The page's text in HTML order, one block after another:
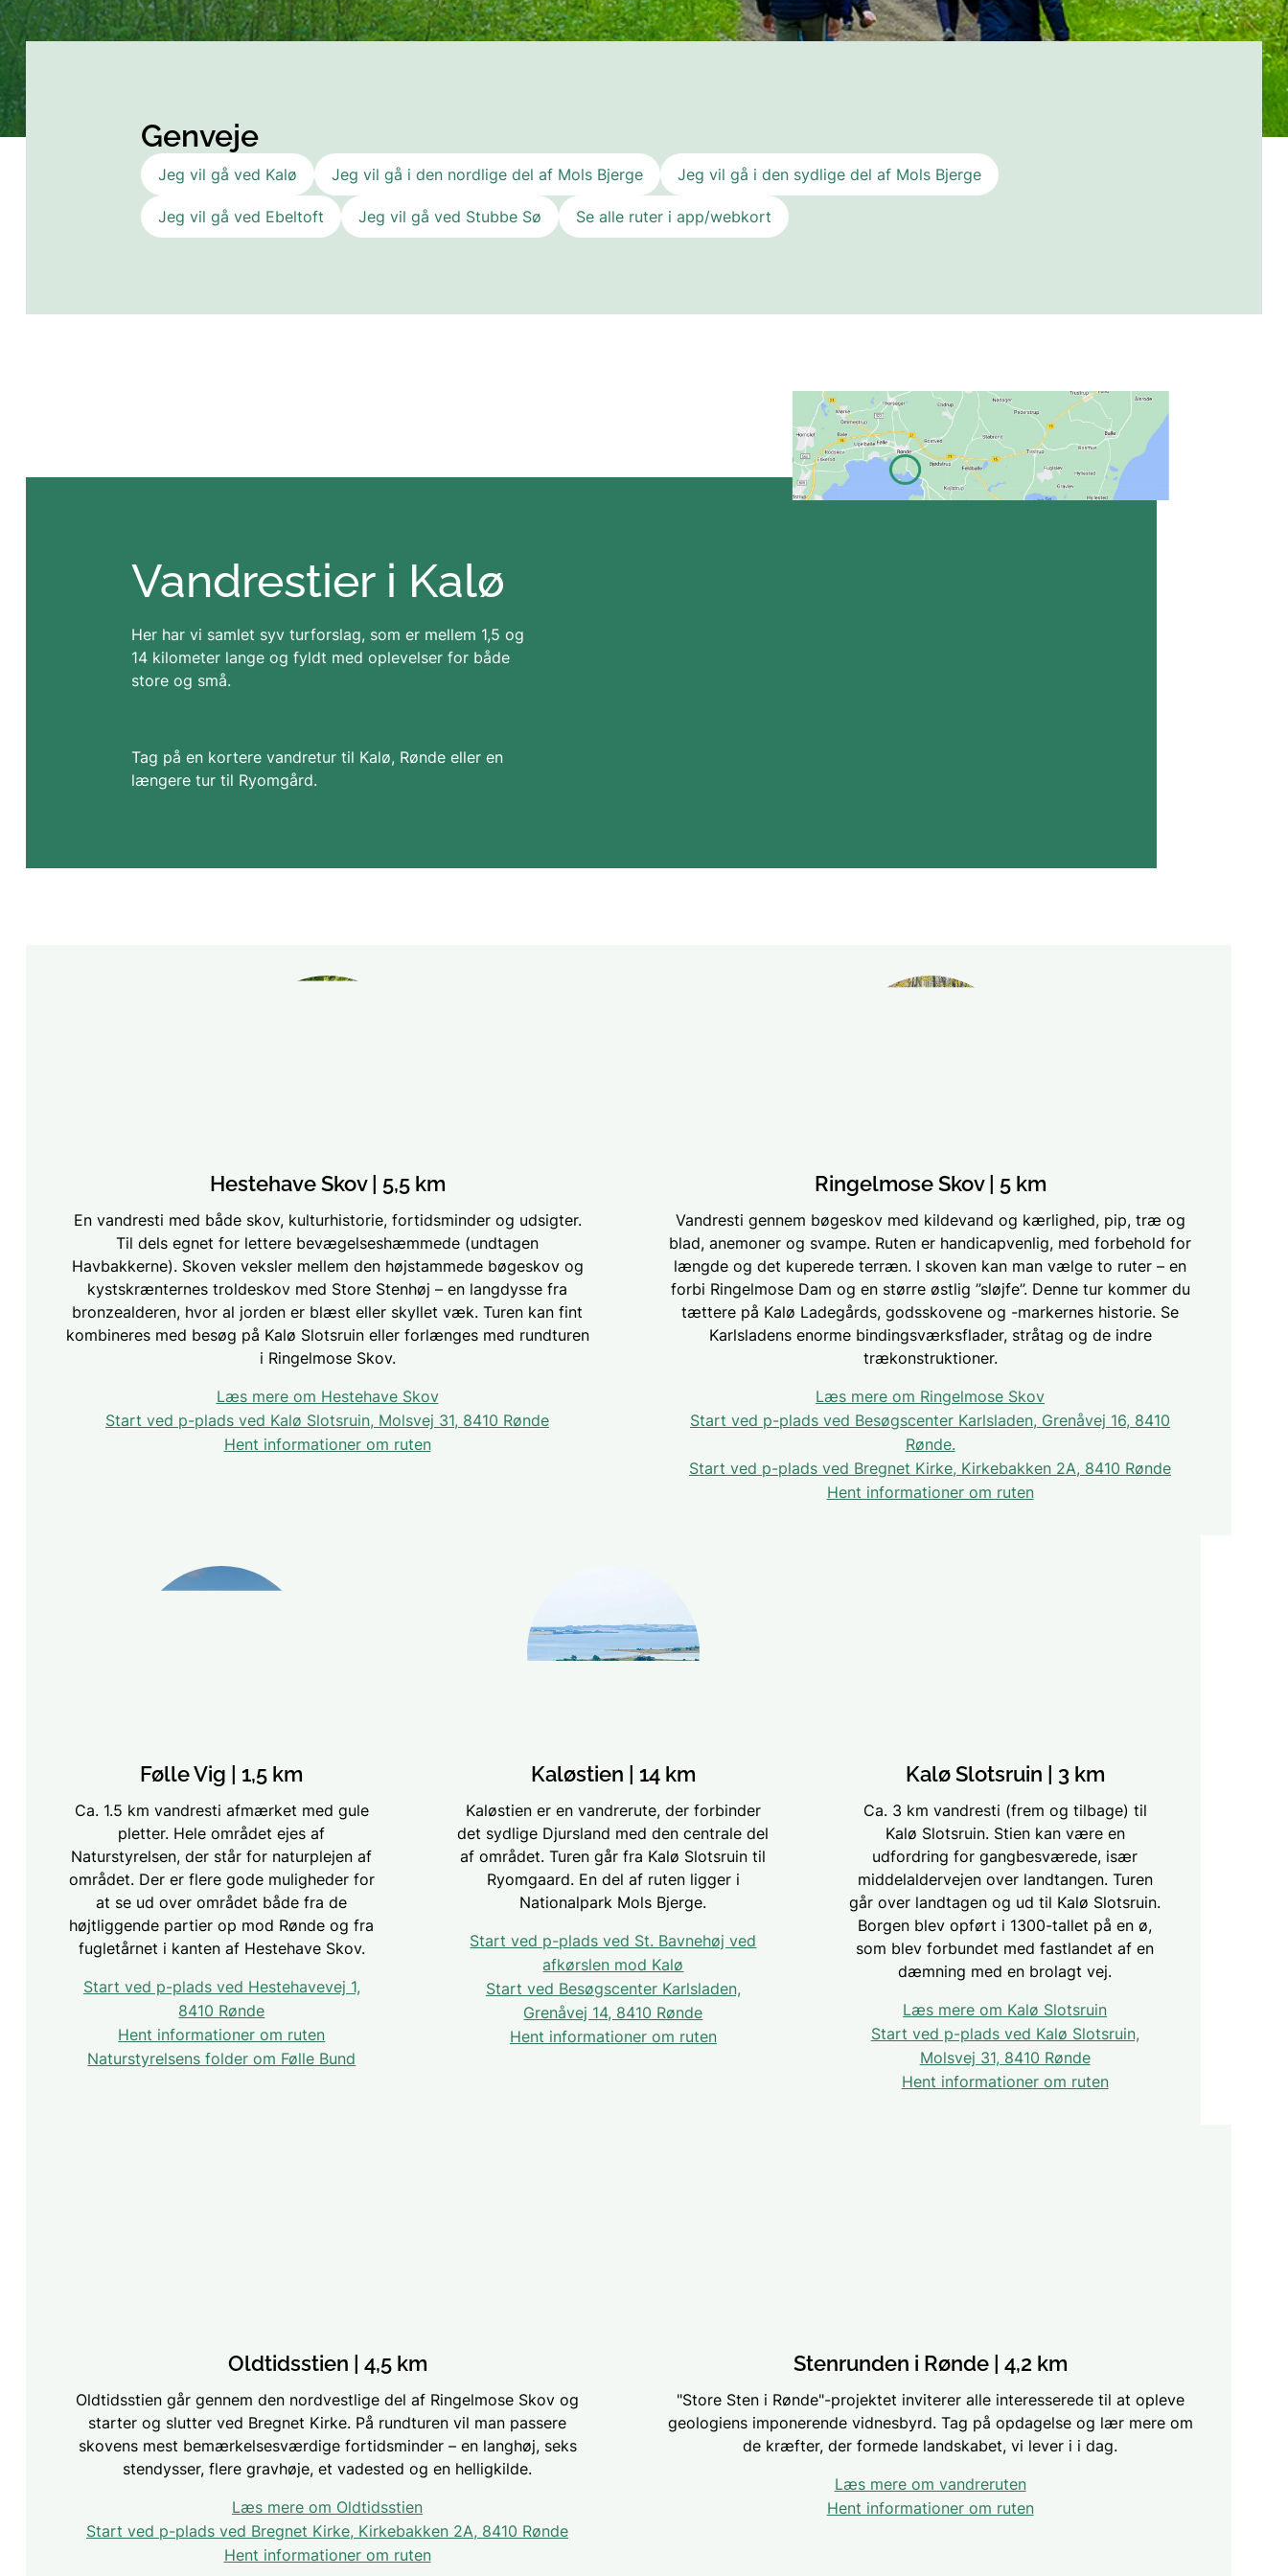
Nationalparkprodukter
Genveje
Jeg vil gå ved Kalø Jeg vil gå i den nordlige del af Mols Bjerge Jeg vil gå i den sydlige del af Mols Bjerge
Jeg vil gå ved Ebeltoft Jeg vil gå ved Stubbe Sø Se alle ruter i app/webkort
Vandrestier i Kalø
Her har vi samlet syv turforslag, som er mellem 1,5 og
14 kilometer lange og fyldt med oplevelser for både
store og små.
Tag på en kortere vandretur til Kalø, Rønde eller en
længere tur til Ryomgård.
Hestehave Skov | 5,5 km
En vandresti med både skov, kulturhistorie, fortidsminder og udsigter.
Til dels egnet for lettere bevægelseshæmmede (undtagen
Havbakkerne). Skoven veksler mellem den højstammede bøgeskov og
kystskrænternes troldeskov med Store Stenhøj – en langdysse fra
bronzealderen, hvor al jorden er blæst eller skyllet væk. Turen kan fint
kombineres med besøg på Kalø Slotsruin eller forlænges med rundturen
i Ringelmose Skov.
Læs mere om Hestehave Skov
Start ved p-plads ved Kalø Slotsruin, Molsvej 31, 8410 Rønde
Hent informationer om ruten
Ringelmose Skov | 5 km
Vandresti gennem bøgeskov med kildevand og kærlighed, pip, træ og
blad, anemoner og svampe. Ruten er handicapvenlig, med forbehold for
længde og det kuperede terræn. I skoven kan man vælge to ruter – en
forbi Ringelmose Dam og en større østlig ”sløjfe”. Denne tur kommer du
tættere på Kalø Ladegårds, godsskovene og -markernes historie. Se
Karlsladens enorme bindingsværksflader, stråtag og de indre
trækonstruktioner.
Læs mere om Ringelmose Skov
Start ved p-plads ved Besøgscenter Karlsladen, Grenåvej 16, 8410
Rønde.
Start ved p-plads ved Bregnet Kirke, Kirkebakken 2A, 8410 Rønde
Hent informationer om ruten
Følle Vig | 1,5 km
Ca. 1.5 km vandresti afmærket med gule
pletter. Hele området ejes af
Naturstyrelsen, der står for naturplejen af
området. Der er flere gode muligheder for
at se ud over området både fra de
højtliggende partier op mod Rønde og fra
fugletårnet i kanten af Hestehave Skov.
Start ved p-plads ved Hestehavevej 1,
8410 Rønde
Hent informationer om ruten
Naturstyrelsens folder om Følle Bund
Kaløstien | 14 km
Kaløstien er en vandrerute, der forbinder
det sydlige Djursland med den centrale del
af området. Turen går fra Kalø Slotsruin til
Ryomgaard. En del af ruten ligger i
Nationalpark Mols Bjerge.
Start ved p-plads ved St. Bavnehøj ved
afkørslen mod Kalø
Start ved Besøgscenter Karlsladen,
Grenåvej 14, 8410 Rønde
Hent informationer om ruten
Kalø Slotsruin | 3 km
Ca. 3 km vandresti (frem og tilbage) til
Kalø Slotsruin. Stien kan være en
udfordring for gangbesværede, især
middelaldervejen over landtangen. Turen
går over landtagen og ud til Kalø Slotsruin.
Borgen blev opført i 1300-tallet på en ø,
som blev forbundet med fastlandet af en
dæmning med en brolagt vej.
Læs mere om Kalø Slotsruin
Start ved p-plads ved Kalø Slotsruin,
Molsvej 31, 8410 Rønde
Hent informationer om ruten
Oldtidsstien | 4,5 km
Oldtidsstien går gennem den nordvestlige del af Ringelmose Skov og
starter og slutter ved Bregnet Kirke. På rundturen vil man passere
skovens mest bemærkelsesværdige fortidsminder – en langhøj, seks
stendysser, flere gravhøje, et vadested og en helligkilde.
Læs mere om Oldtidsstien
Start ved p-plads ved Bregnet Kirke, Kirkebakken 2A, 8410 Rønde
Hent informationer om ruten
Stenrunden i Rønde | 4,2 km
"Store Sten i Rønde"-projektet inviterer alle interesserede til at opleve
geologiens imponerende vidnesbyrd. Tag på opdagelse og lær mere om
de kræfter, der formede landskabet, vi lever i i dag.
Læs mere om vandreruten
Hent informationer om ruten